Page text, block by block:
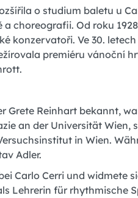
o studium baletu u
choreografii. Od roku
konzervatoři. Ve 30.
premiéru vánoční
Reinhart bekannt,
an der Universität Wien,
in Wien.
Adler.
Carlo Cerri und widmete
Lehrerin für